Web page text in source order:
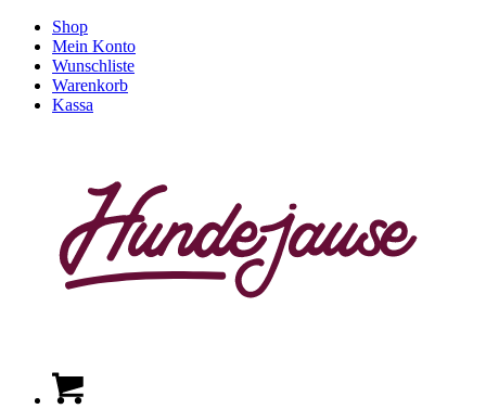
Shop
Mein Konto
Wunschliste
Warenkorb
Kassa